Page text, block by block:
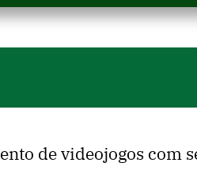
de videojogos com